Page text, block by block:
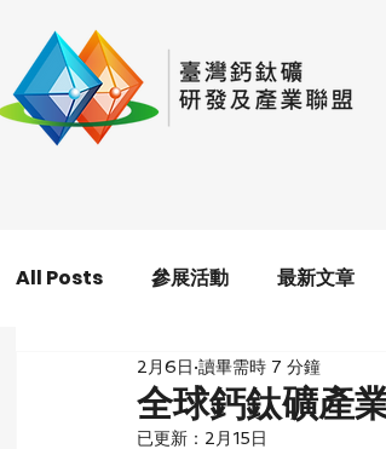
All Posts 參展活動 最新文章
全球鈣鈦礦產
2月6日 讀畢需時 7 分鐘
已更新： 2月15日